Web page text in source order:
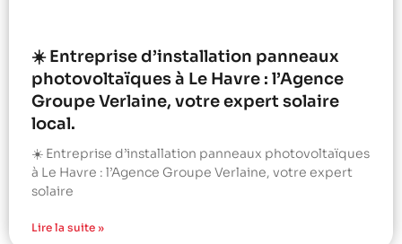
☀️ Entreprise d’installation panneaux
photovoltaïques à Le Havre : l’Agence
Groupe Verlaine, votre expert solaire
local.
☀️ Entreprise d’installation panneaux photovoltaïques
à Le Havre : l’Agence Groupe Verlaine, votre expert
solaire
Lire la suite »